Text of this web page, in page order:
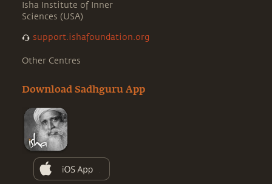
Isha Institute of Inner
Sciences (USA)
support.ishafoundation.org
Other Centres
Download Sadhguru App